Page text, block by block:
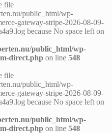
file
public_html/wp-
gateway-stripe-2026-08-09-
because No space left on
public_html/wp-
direct.php on line 548
file
public_html/wp-
gateway-stripe-2026-08-09-
because No space left on
public_html/wp-
direct.php on line 548